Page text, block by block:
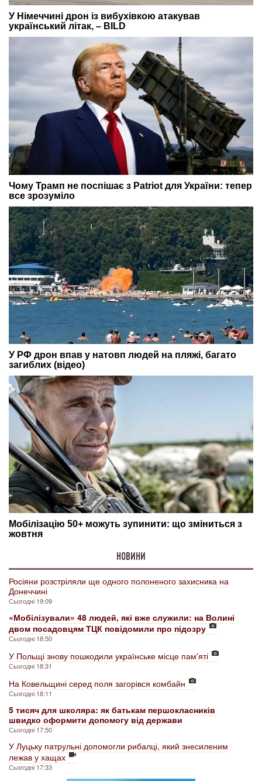
НОВИНИ
Росіяни розстріляли ще одного полоненого захисника на
Донеччині
Сьогодні 19:09
«Мобілізували» 48 людей, які вже служили: на Волині
двом посадовцям ТЦК повідомили про підозру
Сьогодні 18:50
У Польщі знову пошкодили українське місце пам'яті
Сьогодні 18:31
На Ковельщині серед поля загорівся комбайн
Сьогодні 18:11
5 тисяч для школяра: як батькам першокласників
швидко оформити допомогу від держави
Сьогодні 17:50
У Луцьку патрульні допомогли рибалці, який знесиленим
лежав у хащах
Сьогодні 17:33